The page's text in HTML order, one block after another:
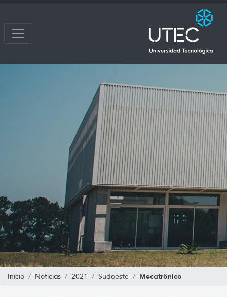
Inicio Notícias 2021 Sudoeste Mecatrônico